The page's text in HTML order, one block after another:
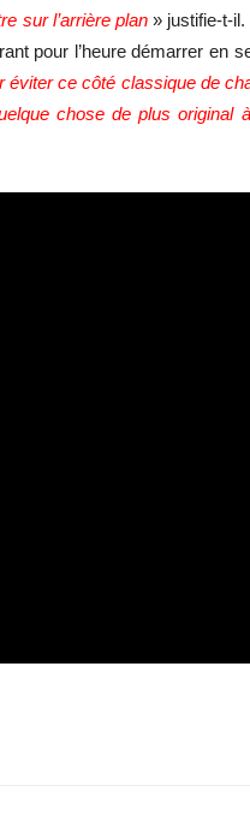
sur l’arrière plan» justifie-t-il.
pour l’heure démarrer en
éviter ce côté classique de
chose de plus original